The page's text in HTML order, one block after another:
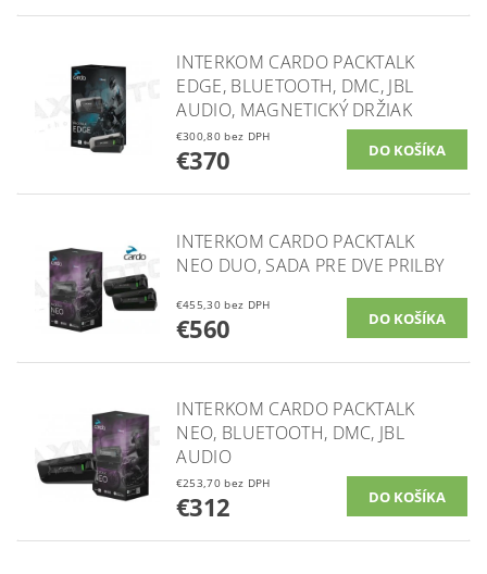
INTERKOM CARDO PACKTALK
EDGE, BLUETOOTH, DMC, JBL
AUDIO, MAGNETICKÝ DRŽIAK
€300,80 bez DPH
€370
INTERKOM CARDO PACKTALK
NEO DUO, SADA PRE DVE PRILBY
€455,30 bez DPH
€560
INTERKOM CARDO PACKTALK
NEO, BLUETOOTH, DMC, JBL
AUDIO
€253,70 bez DPH
€312